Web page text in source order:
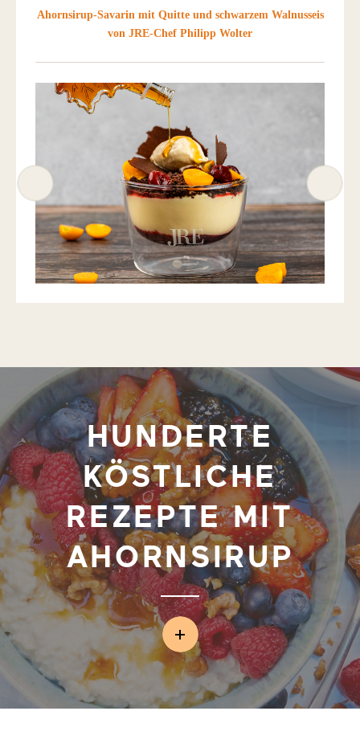
Ahornsirup-Savarin mit Quitte und schwarzem Walnusseis
von JRE-Chef Philipp Wolter
HUNDERTE
KÖSTLICHE
REZEPTE MIT
AHORNSIRUP